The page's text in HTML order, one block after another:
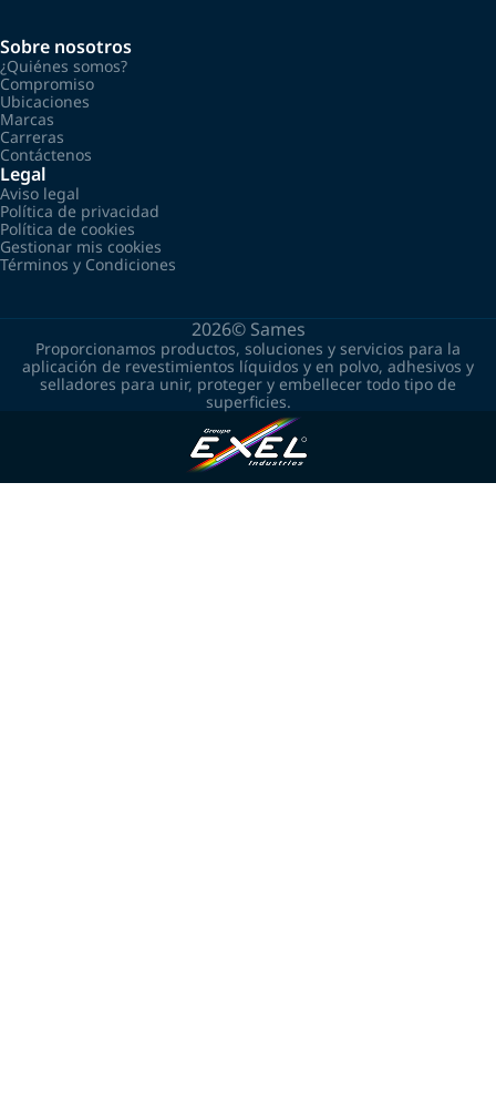
Sobre nosotros
¿Quiénes somos?
Compromiso
Ubicaciones
Marcas
Carreras
Contáctenos
Legal
Aviso legal
Política de privacidad
Política de cookies
Gestionar mis cookies
Términos y Condiciones
2026© Sames
Proporcionamos productos, soluciones y servicios para la
aplicación de revestimientos líquidos y en polvo, adhesivos y
selladores para unir, proteger y embellecer todo tipo de
superficies.